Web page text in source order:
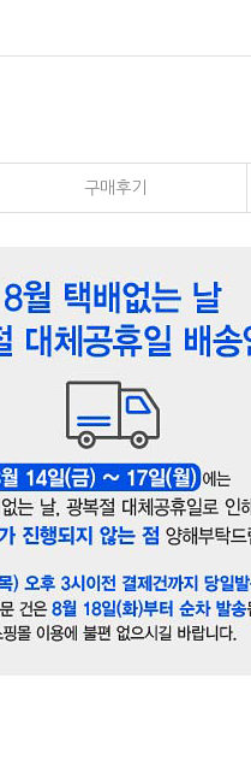
구매후기